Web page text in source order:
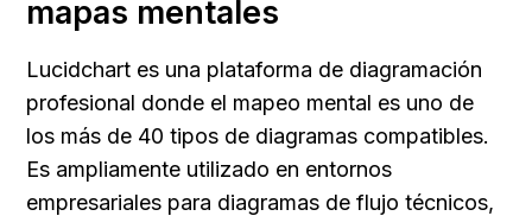
mapas mentales
Lucidchart es una plataforma de diagramación
profesional donde el mapeo mental es uno de
los más de 40 tipos de diagramas compatibles.
Es ampliamente utilizado en entornos
empresariales para diagramas de flujo técnicos,